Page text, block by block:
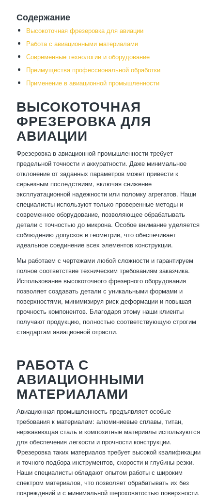
Содержание
Высокоточная фрезеровка для авиации
Работа с авиационными материалами
Современные технологии и оборудование
Преимущества профессиональной обработки
Применение в авиационной промышленности
ВЫСОКОТОЧНАЯ
ФРЕЗЕРОВКА ДЛЯ
АВИАЦИИ
Фрезеровка в авиационной промышленности требует
предельной точности и аккуратности. Даже минимальное
отклонение от заданных параметров может привести к
серьезным последствиям, включая снижение
эксплуатационной надежности или поломку агрегатов. Наши
специалисты используют только проверенные методы и
современное оборудование, позволяющее обрабатывать
детали с точностью до микрона. Особое внимание уделяется
соблюдению допусков и геометрии, что обеспечивает
идеальное соединение всех элементов конструкции.
Мы работаем с чертежами любой сложности и гарантируем
полное соответствие техническим требованиям заказчика.
Использование высокоточного фрезерного оборудования
позволяет создавать детали с уникальными формами и
поверхностями, минимизируя риск деформации и повышая
прочность компонентов. Благодаря этому наши клиенты
получают продукцию, полностью соответствующую строгим
стандартам авиационной отрасли.
РАБОТА С
АВИАЦИОННЫМИ
МАТЕРИАЛАМИ
Авиационная промышленность предъявляет особые
требования к материалам: алюминиевые сплавы, титан,
нержавеющая сталь и композитные материалы используются
для обеспечения легкости и прочности конструкции.
Фрезеровка таких материалов требует высокой квалификации
и точного подбора инструментов, скорости и глубины резки.
Наши специалисты обладают опытом работы с широким
спектром материалов, что позволяет обрабатывать их без
повреждений и с минимальной шероховатостью поверхности.